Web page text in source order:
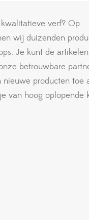
verf? Op
wij duizenden
Je kunt de
betrouwbare
producten toe
van hoog oplopende